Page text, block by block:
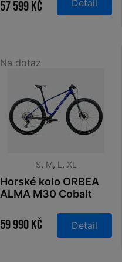
57 599 Kč Detail
Na dotaz
S, M, L , XL
Horské kolo ORBEA
ALMA M30 Cobalt
2026
59 990 Kč Detail